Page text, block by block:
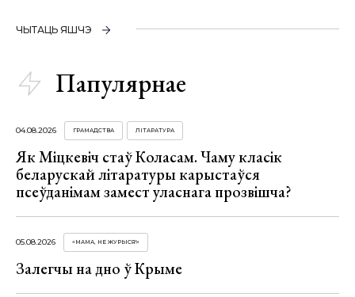
ЧЫТАЦЬ ЯШЧЭ
Папулярнае
04.08.2026 ГРАМАДСТВА ЛІТАРАТУРА
Як Міцкевіч стаў Коласам. Чаму класік
беларускай літаратуры карыстаўся
псеўданімам замест уласнага прозвішча?
05.08.2026 «МАМА, НЕ ЖУРЫСЯ!»
Залегчы на дно ў Крыме